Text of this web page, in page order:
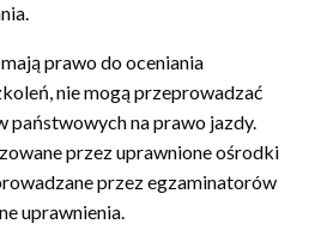
prawo do oceniania
nie mogą przeprowadzać
państwowych na prawo jazdy.
przez uprawnione ośrodki
przez egzaminatorów
uprawnienia.